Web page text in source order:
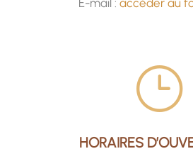
E-mail : accéder au
}
HORAIRES